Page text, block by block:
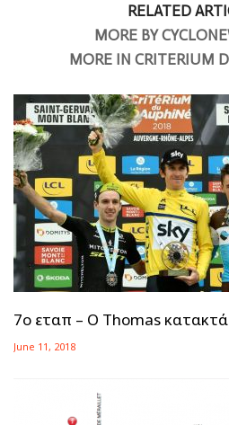
RELATED
MORE BY
MORE IN CRITERIUM
7ο εταπ – Ο Thomas
June 11, 2018